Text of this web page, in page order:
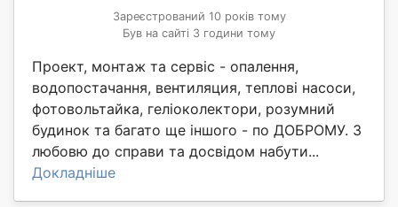
Зареєстрований 10 років тому
Був на сайті 3 години тому
Проект, монтаж та сервіс - опалення,
водопостачання, вентиляция, теплові насоси,
фотовольтайка, геліоколектори, розумний
будинок та багато ще іншого - по ДОБРОМУ. З
любовю до справи та досвідом набути...
Докладніше